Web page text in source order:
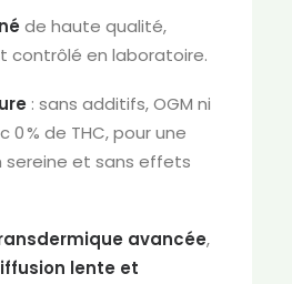
de haute qualité,
contrôlé en laboratoire.
: sans additifs, OGM ni
0 % de THC, pour une
et sans effets
avancée,
lente et